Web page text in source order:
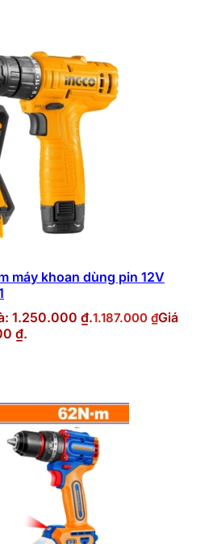
máy khoan dùng pin 12V
1.250.000 ₫.1.187.000 ₫Giá
₫.